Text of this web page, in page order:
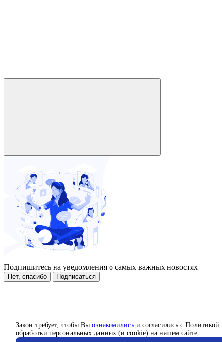
Закон требует, чтобы Выознакомилисьи согласились с Политикой
обработки персональных данных (и cookie) на нашем сайте.
Подпишитесь на уведомления о самых важных новостях
Нет, спасибо Подписаться